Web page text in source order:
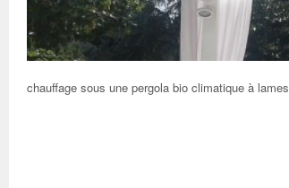
chauffage sous une pergola bio climatique à